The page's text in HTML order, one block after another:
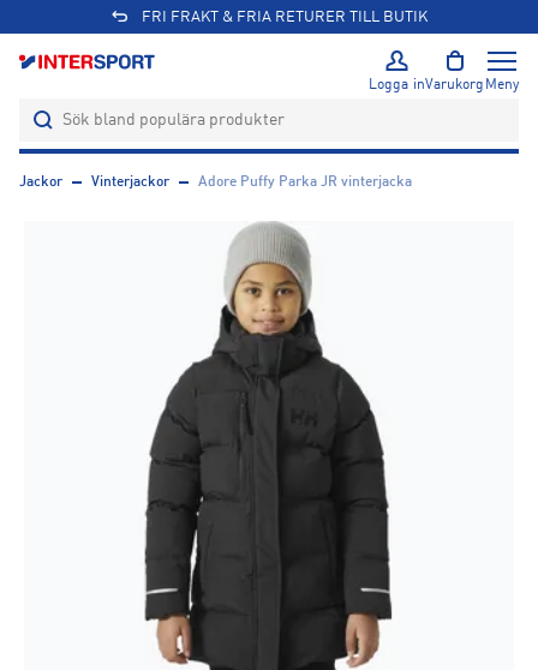
FRI FRAKT & FRIA RETURER TILL BUTIK
Logga inVarukorg Meny
Jackor Vinterjackor Adore Puffy Parka JR vinterjacka